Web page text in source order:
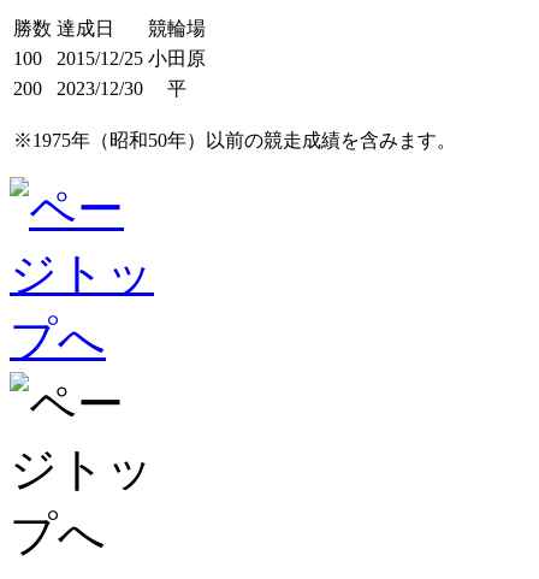
勝数 達成日
競輪場
100
2015/12/25 小田原
200
2023/12/30 平
※1975年（昭和50年）以前の競走成績を含みます。